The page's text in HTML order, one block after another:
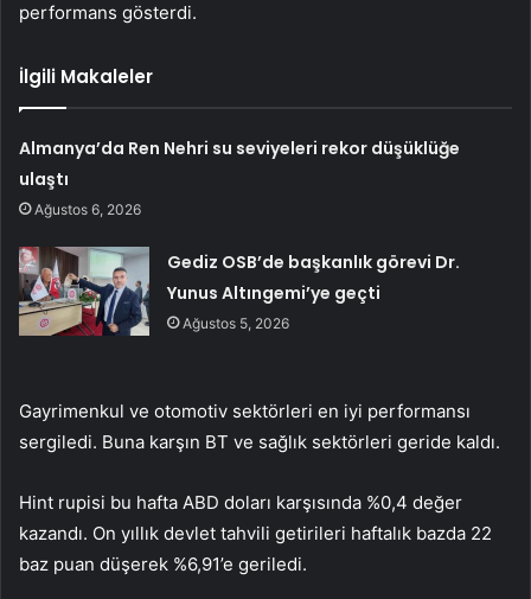
performans gösterdi.
İlgili Makaleler
Almanya’da Ren Nehri su seviyeleri rekor düşüklüğe
ulaştı
Ağustos 6, 2026
Gediz OSB’de başkanlık görevi Dr.
Yunus Altıngemi’ye geçti
Ağustos 5, 2026
Gayrimenkul ve otomotiv sektörleri en iyi performansı
sergiledi. Buna karşın BT ve sağlık sektörleri geride kaldı.
Hint rupisi bu hafta ABD doları karşısında %0,4 değer
kazandı. On yıllık devlet tahvili getirileri haftalık bazda 22
baz puan düşerek %6,91’e geriledi.